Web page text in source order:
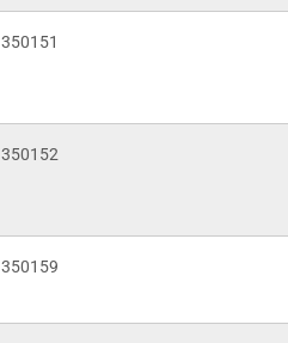
350151
350152
350159